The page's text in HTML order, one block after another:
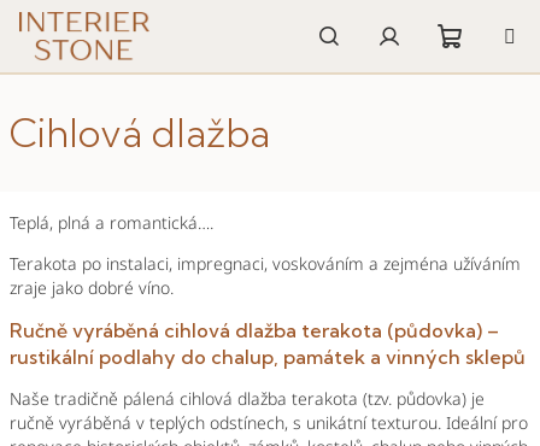
Přejít
obsah
HledatPřihlášení
Cihlová dlažba
Teplá, plná a romantická….
Terakota po instalaci, impregnaci, voskováním a zejména užíváním
zraje jako dobré víno.
Ručně vyráběná cihlová dlažba terakota (půdovka) –
rustikální podlahy do chalup, památek a vinných sklepů
Naše tradičně pálená cihlová dlažba terakota (tzv. půdovka) je
ručně vyráběná v teplých odstínech, s unikátní texturou. Ideální pro